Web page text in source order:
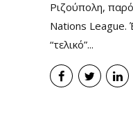
Ριζούπολη,
Nations League.
“τελικό”...